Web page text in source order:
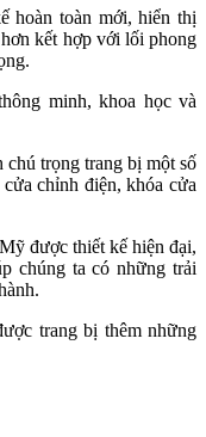
hoàn toàn mới, hiển thị
kết hợp với lối phong
minh, khoa học và
trọng trang bị một số
chỉnh điện, khóa cửa
được thiết kế hiện đại,
chúng ta có những trải
trang bị thêm những